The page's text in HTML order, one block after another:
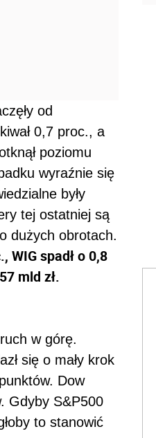
od
0,7 proc., a
poziomu
wyraźnie się
były
tej ostatniej są
dużych obrotach.
WIG spadł o 0,8
mld zł.
w górę.
się o mały krok
Dow
Gdyby S&P500
to stanowić